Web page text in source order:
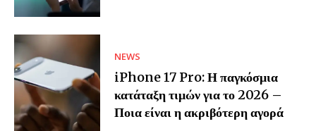
NEWS
iPhone 17 Pro: Η παγκόσμια
κατάταξη τιμών για το 2026 –
Ποια είναι η ακριβότερη αγορά